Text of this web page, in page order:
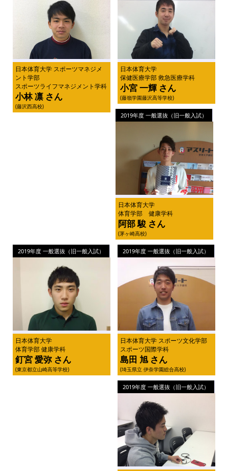
日本体育大学 スポーツマネジメ
ント学部
スポーツライフマネジメント学科
小林 凛 さん
(藤沢西高校)
日本体育大学
保健医療学部 救急医療学科
小宮 一輝 さん
(藤嶺学園藤沢高等学校)
2019年度 一般選抜（旧一般入試）
日本体育大学
体育学部 健康学科
阿部 駿 さん
(茅ヶ崎高校)
2019年度 一般選抜（旧一般入試）
日本体育大学 スポーツ文化学部
スポーツ国際学科
島田 旭 さん
(埼玉県立 伊奈学園総合高校)
2019年度 一般選抜（旧一般入試）
日本体育大学
体育学部 健康学科
釘宮 愛弥 さん
(東京都立山崎高等学校)
2019年度 一般選抜（旧一般入試）